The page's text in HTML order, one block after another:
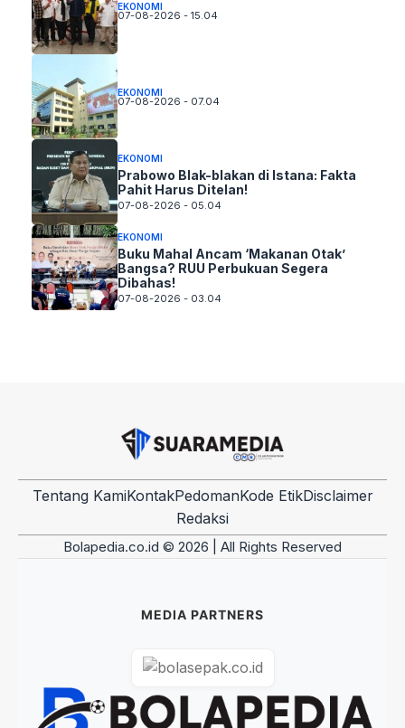
EKONOMI
07-08-2026 - 15.04
EKONOMI
07-08-2026 - 07.04
EKONOMI
Prabowo Blak-blakan di Istana: Fakta
Pahit Harus Ditelan!
07-08-2026 - 05.04
EKONOMI
Buku Mahal Ancam ‘Makanan Otak’
Bangsa? RUU Perbukuan Segera
Dibahas!
07-08-2026 - 03.04
Tentang KamiKontakPedomanKode EtikDisclaimer
Redaksi
Bolapedia.co.id © 2026 | All Rights Reserved
MEDIA PARTNERS